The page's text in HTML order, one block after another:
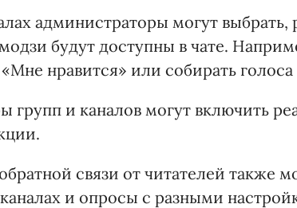
администраторы могут
будут доступны в чате.
нравится» или собирать голоса
групп и каналов могут включить
связи от читателей также
и опросы с разными